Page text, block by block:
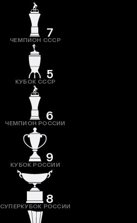
7
ЧЕМПИОН СССР
5
КУБОК СССР
6
ЧЕМПИОН РОССИИ
9
КУБОК РОССИИ
8
СУПЕРКУБОК РОССИИ